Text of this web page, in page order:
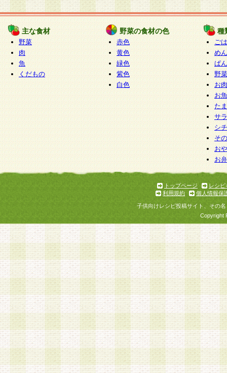
主な食材
野菜
肉
魚
くだもの
野菜の食材の色
赤色
黄色
緑色
紫色
白色
種
ご
めん
ぱん
野
お
お
た
サ
シ
そ
お
お
トップページ
レシピ
利用規約
個人情報保
子供向けレシピ投稿サイト、その
Copyright